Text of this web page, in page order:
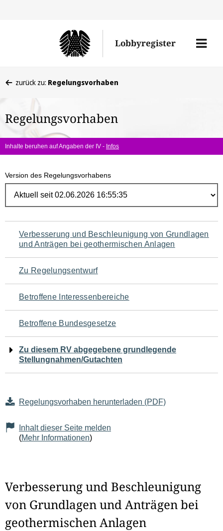
Lobbyregister
Menü
befinden
hier:
zurück zu: Regelungsvorhaben
Regelungsvorhaben
Inhalte beruhen auf Angaben der IV - Infos
Version des Regelungsvorhabens
Navigation
für
den
Seiteninhalt
Verbesserung und Beschleunigung von Grundlagen
und Anträgen bei geothermischen Anlagen
Zu Regelungsentwurf
Betroffene Interessenbereiche
Betroffene Bundesgesetze
Zu diesem RV abgegebene grundlegende
Stellungnahmen/Gutachten
Regelungsvorhaben herunterladen (PDF)
Inhalt dieser Seite melden
(Mehr Informationen)
Verbesserung und Beschleunigung
von Grundlagen und Anträgen bei
geothermischen Anlagen